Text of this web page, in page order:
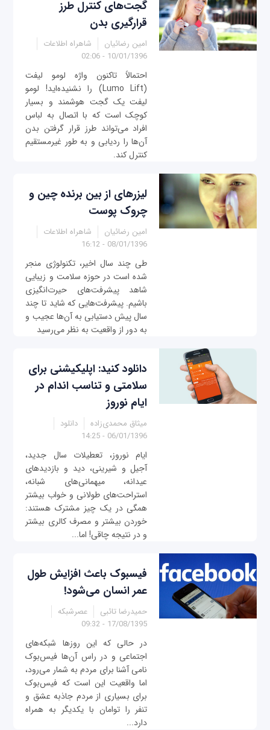
گجت‌های کنترل طرز
قرارگیری بدن
امین رضائیان
شاهراه اطلاعات
10/01/1396 - 02:06
احتمالاً تاکنون واژه لومو لیفت
(Lumo Lift) را نشنیده‌اید! لومو
لیفت یک گجت هوشمند و بسیار
کوچک است که با اتصال به لباس
افراد می‌تواند طرز قرار گرفتن بدن
آن‌ها را ردیابی و به طور غیرمستقیم
کنترل کند.
لیزرهای از بین برنده چین و
چروک پوست
امین رضائیان
شاهراه اطلاعات
08/01/1396 - 16:12
طی چند سال اخیر، تکنولوژی منجر
شده است در حوزه سلامت و زیبایی
شاهد پیشرفت‌های حیرت‌انگیزی
باشیم. پیشرفت‌هایی که شاید تا چند
سال پیش دستیابی به آن‌ها عجیب و
به دور از واقعیت به نظر می‌رسید
دانلود کنید: اپلیکیشنی برای
سلامتی و تناسب اندام در
ایام نوروز
میثاق محمدی‌زاده
دانلود
06/01/1396 - 14:25
ایام نوروز، تعطیلات سال جدید،
آجیل و شیرینی، دید و بازدیدهای
عیدانه، میهمانی‌های شبانه،
استراحت‌های طولانی و خواب بیشتر
همگی در یک چیز مشترک هستند:
خوردن بیشتر و مصرف کالری بیشتر
و در نتیجه چاقی! اما...
فیسبوک باعث افزایش طول
عمر انسان می‌شود!
حمیدرضا تائبی
عصرشبکه
17/08/1395 - 09:32
در حالی که این روزها شبکه‌های
اجتماعی و در راس آن‌ها فیس‌بوک
نامی آشنا برای مردم به شمار می‌رود،
اما واقعیت این است که فیس‌بوک
برای بسیاری از مردم جاذبه عشق و
تنفر را توامان با یکدیگر به همراه
دارد...